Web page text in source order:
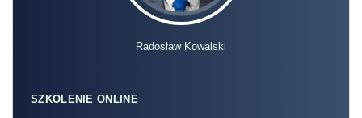
Radosław Kowalski
SZKOLENIE ONLINE